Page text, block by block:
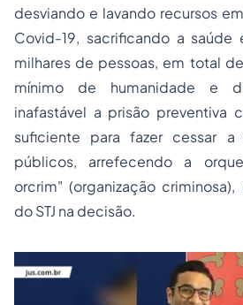
desviando e lavando recursos
Covid-19, sacrificando a
milhares de pessoas, em total
mínimo de humanidade e
inafastável a prisão preventiva
suficiente para fazer cessar
públicos, arrefecendo a
orcrim" (organização
do STJ na decisão.